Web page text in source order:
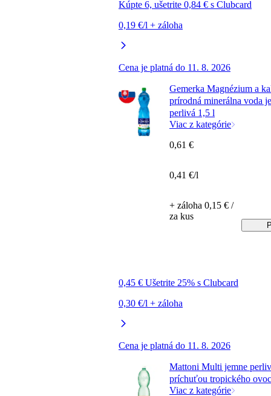
Kúpte 6, ušetrite 0,84 € s Clubcard
0,19 €/l + záloha
Cena je platná do 11. 8. 2026
Gemerka Magnézium a
prírodná minerálna voda
perlivá 1,5 l
Viac z kategórie
0,45 € Ušetrite 25% s Clubcard
0,30 €/l + záloha
Cena je platná do 11. 8. 2026
0,61 €
0,41 €/l
+ záloha 0,15 € /
za kus
Mattoni Multi jemne
príchuťou tropického
Viac z kategórie